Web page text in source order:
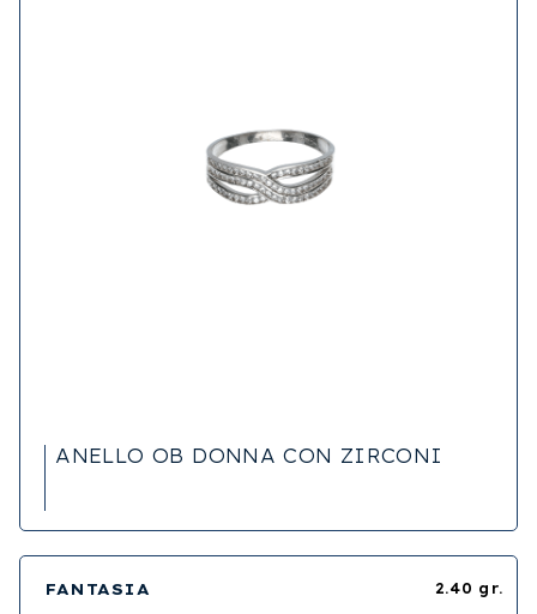
ANELLO OB DONNA CON ZIRCONI
2.40 gr.
FANTASIA